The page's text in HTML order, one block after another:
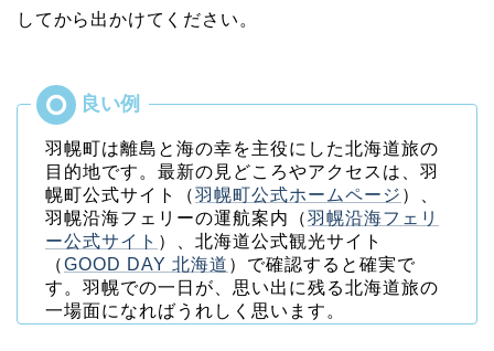
してから出かけてください。
羽幌町は離島と海の幸を主役にした北海道旅の
目的地です。最新の見どころやアクセスは、羽
幌町公式サイト（羽幌町公式ホームページ ）、
羽幌沿海フェリーの運航案内（羽幌沿海フェリ
ー公式サイト ）、北海道公式観光サイト
（GOOD DAY 北海道 ）で確認すると確実で
す。羽幌での一日が、思い出に残る北海道旅の
一場面になればうれしく思います。